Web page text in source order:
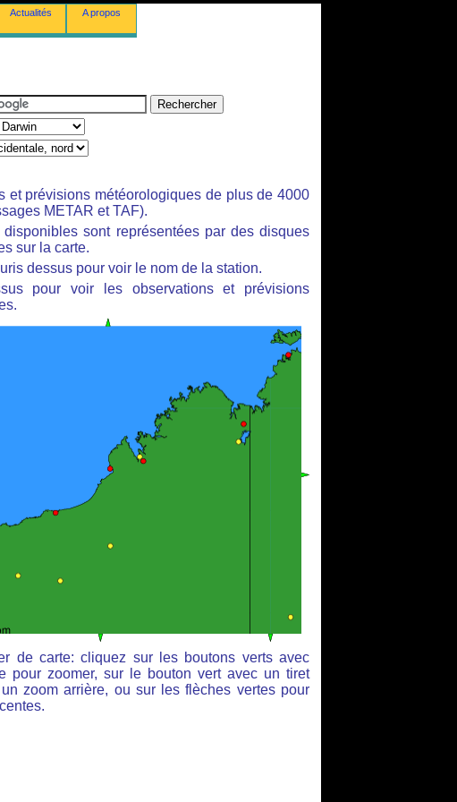
Actualités A propos
et prévisions météorologiques de plus de 4000
METAR et TAF).
disponibles sont représentées par des disques
sur la carte.
dessus pour voir le nom de la station.
pour voir les observations et prévisions
de carte: cliquez sur les boutons verts avec
pour zoomer, sur le bouton vert avec un tiret
zoom arrière, ou sur les flèches vertes pour